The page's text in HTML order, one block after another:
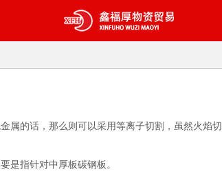
属的话，那么则可以采用等离子切割，虽然火
是指针对中厚板碳钢板。